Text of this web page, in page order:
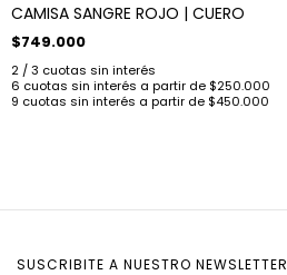
CAMISA SANGRE ROJO | CUERO
$749.000
SUSCRIBITE A NUESTRO NEWSLETTER